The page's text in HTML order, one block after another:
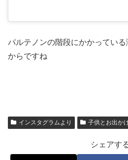
パルテノンの階段にかかってい
からですね
インスタグラムより 子供とお出か
シェアす